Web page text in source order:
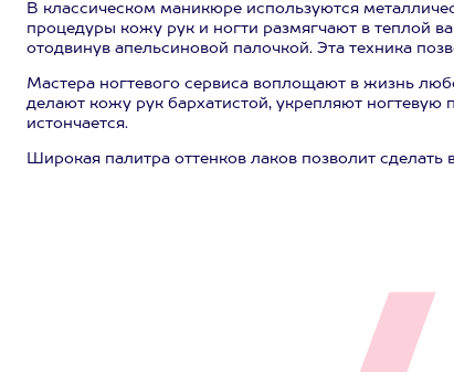
В классическом маникюре используются
процедуры кожу рук и ногти размягчают в теплой
отодвинув апельсиновой палочкой. Эта техника
Мастера ногтевого сервиса воплощают в жизнь
делают кожу рук бархатистой, укрепляют
истончается.
Широкая палитра оттенков лаков позволит